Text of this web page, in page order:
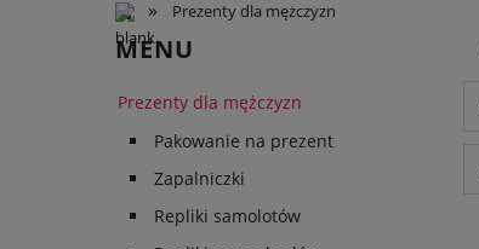
» Prezenty dla mężczyzn
MENU
Prezenty dla mężczyzn
Pakowanie na prezent
Zapalniczki
Repliki samolotów